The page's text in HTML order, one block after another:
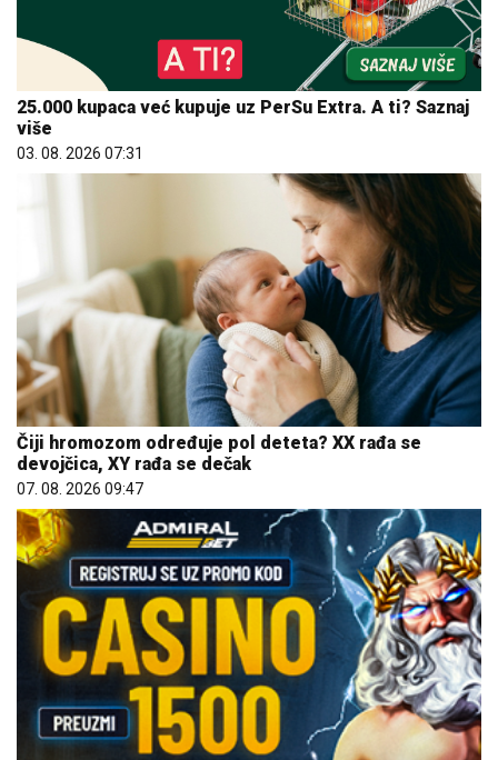
25.000 kupaca već kupuje uz PerSu Extra. A ti? Saznaj
više
03. 08. 2026 07:31
Čiji hromozom određuje pol deteta? XX rađa se
devojčica, XY rađa se dečak
07. 08. 2026 09:47